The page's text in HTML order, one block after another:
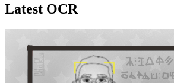
Latest OCR